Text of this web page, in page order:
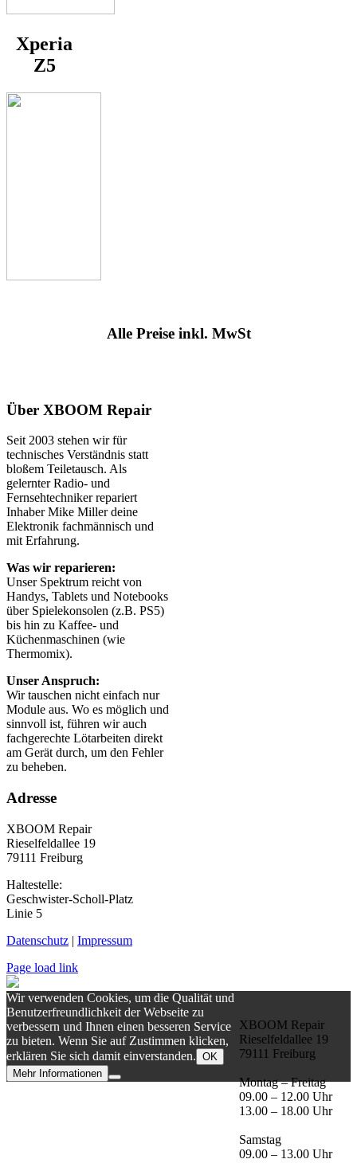
Xperia
Z5
Alle Preise inkl. MwSt
Über XBOOM Repair
Seit 2003 stehen wir für
technisches Verständnis statt
bloßem Teiletausch. Als
gelernter Radio- und
Fernsehtechniker repariert
Inhaber Mike Miller deine
Elektronik fachmännisch und
mit Erfahrung.
Was wir reparieren:
Unser Spektrum reicht von
Handys, Tablets und Notebooks
über Spielekonsolen (z.B. PS5)
bis hin zu Kaffee- und
Küchenmaschinen (wie
Thermomix).
Unser Anspruch:
Wir tauschen nicht einfach nur
Module aus. Wo es möglich und
sinnvoll ist, führen wir auch
fachgerechte Lötarbeiten direkt
am Gerät durch, um den Fehler
zu beheben.
Adresse
XBOOM Repair
Rieselfeldallee 19
79111 Freiburg
Haltestelle:
Geschwister-Scholl-Platz
Linie 5
Datenschutz | Impressum
XBOOM Repair
Rieselfeldallee 19
79111 Freiburg
Montag – Freitag
09.00 – 12.00 Uhr
13.00 – 18.00 Uhr
Samstag
09.00 – 13.00 Uhr
Page load link
Wir verwenden Cookies, um die Qualität und
Benutzerfreundlichkeit der Webseite zu
verbessern und Ihnen einen besseren Service
zu bieten. Wenn Sie auf Zustimmen klicken,
erklären Sie sich damit einverstanden. OK
Mehr Informationen